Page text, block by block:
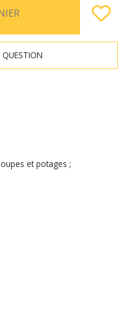
et potages ;